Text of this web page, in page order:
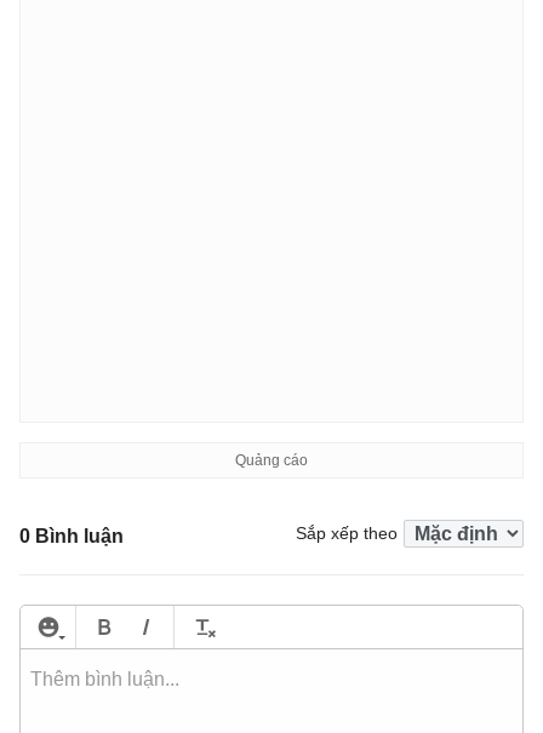
0 Bình luận Sắp xếp theo